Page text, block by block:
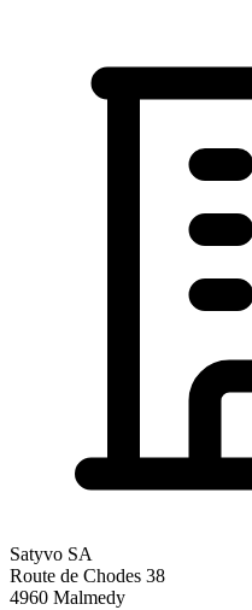
Satyvo SA
Route de Chodes 38
4960 Malmedy